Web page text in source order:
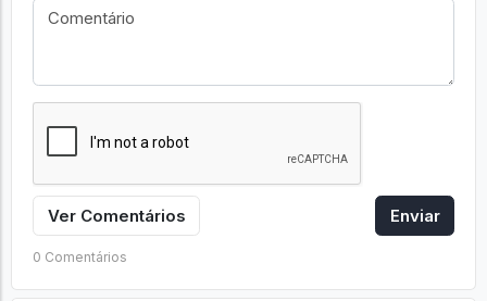
Ver Comentários Enviar
0 Comentários